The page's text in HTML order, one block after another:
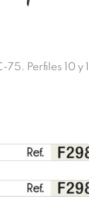
Perfiles 10 y